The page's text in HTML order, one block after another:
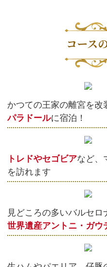
コース
かつての王家の離宮を改
パラドールに宿泊！
トレドやセゴビアなど、
を訪れます
見どころの多いバルセロ
世界遺産アントニ・ガウ